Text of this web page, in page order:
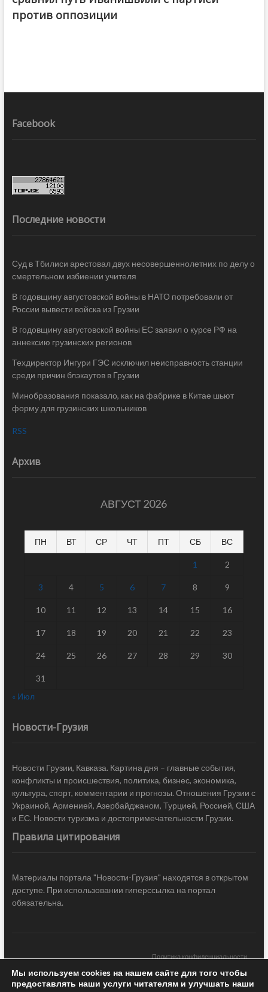
против оппозиции
Facebook
Последние новости
Суд в Тбилиси арестовал двух несовершеннолетних по делу о
смертельном избиении учителя
В годовщину августовской войны в НАТО потребовали от
России вывести войска из Грузии
В годовщину августовской войны ЕС заявил о курсе РФ на
аннексию грузинских регионов
Техдиректор Ингури ГЭС исключил неисправность станции
среди причин блэкаутов в Грузии
Минобразования показало, как на фабрике в Китае шьют
форму для грузинских школьников
RSS
Архив
АВГУСТ 2026
ПН ВТ СР ЧТ ПТ СБ ВС
1 2
3 4 5 6 7 8 9
10 11 12 13 14 15 16
17 18 19 20 21 22 23
24 25 26 27 28 29 30
31
« Июл
Новости-Грузия
Новости Грузии, Кавказа. Картина дня – главные события,
конфликты и происшествия, политика, бизнес, экономика,
культура, спорт, комментарии и прогнозы. Отношения Грузии с
Украиной, Арменией, Азербайджаном, Турцией, Россией, США
и ЕС. Новости туризма и достопримечательности Грузии.
Правила цитирования
Материалы портала "Новости-Грузия" находятся в открытом
доступе. При использовании гиперссылка на портал
обязательна.
Политика конфиденциальности
Новости Грузии| Black Sea Press LTD © 2020 All Rights Reserved /
Мы используем cookies на нашем сайте для того чтобы
предоставлять наши услуги читателям и улучшать наши